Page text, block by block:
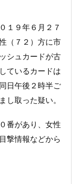
１９年６月２７
（７２）方に市
シュカードが古
ているカードは
日午後２時半ご
し取った疑い。
番があり、女性
撃情報などから